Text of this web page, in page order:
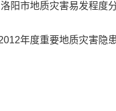
阳市地质灾害易发程度
年度重要地质灾害隐